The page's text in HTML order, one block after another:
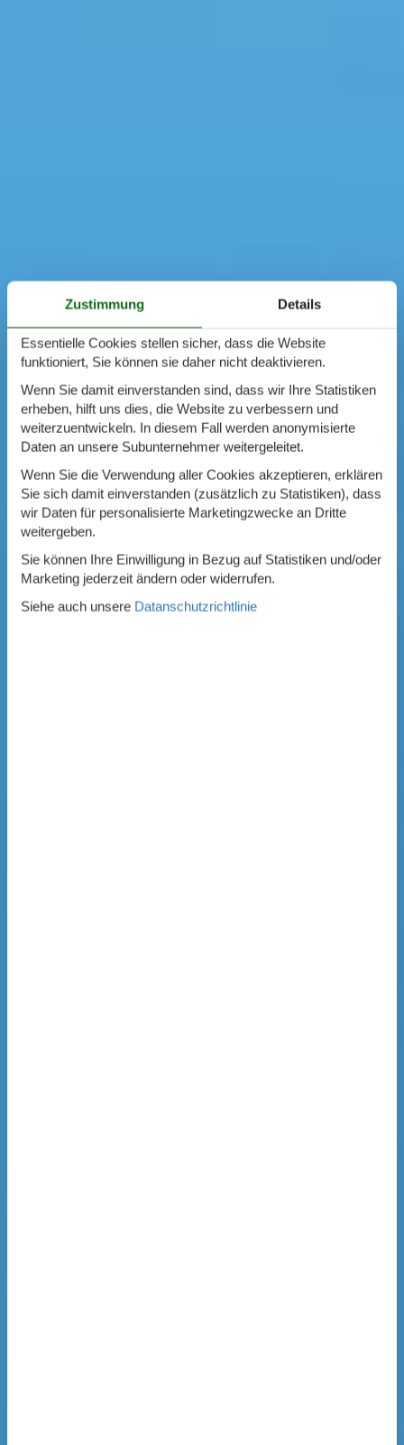
Zustimmung Details
Essentielle Cookies stellen sicher, dass die Website
funktioniert, Sie können sie daher nicht deaktivieren.
Wenn Sie damit einverstanden sind, dass wir Ihre Statistiken
erheben, hilft uns dies, die Website zu verbessern und
weiterzuentwickeln. In diesem Fall werden anonymisierte
Daten an unsere Subunternehmer weitergeleitet.
Wenn Sie die Verwendung aller Cookies akzeptieren, erklären
Sie sich damit einverstanden (zusätzlich zu Statistiken), dass
wir Daten für personalisierte Marketingzwecke an Dritte
weitergeben.
Sie können Ihre Einwilligung in Bezug auf Statistiken und/oder
Marketing jederzeit ändern oder widerrufen.
Siehe auch unsere Datanschutzrichtlinie